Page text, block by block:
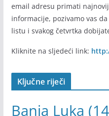
email adresu primati
informacije, pozivamo vas
listu i svakog četvrtka
Kliknite na sljedeći link:
Ključne riječi
Banja Luka